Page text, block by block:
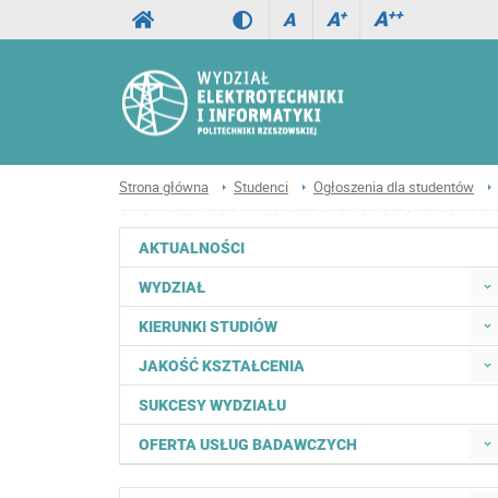
A A+ A++
Strona główna Studenci Ogłoszenia dla studentów
AKTUALNOŚCI
WYDZIAŁ
KIERUNKI STUDIÓW
JAKOŚĆ KSZTAŁCENIA
SUKCESY WYDZIAŁU
OFERTA USŁUG BADAWCZYCH